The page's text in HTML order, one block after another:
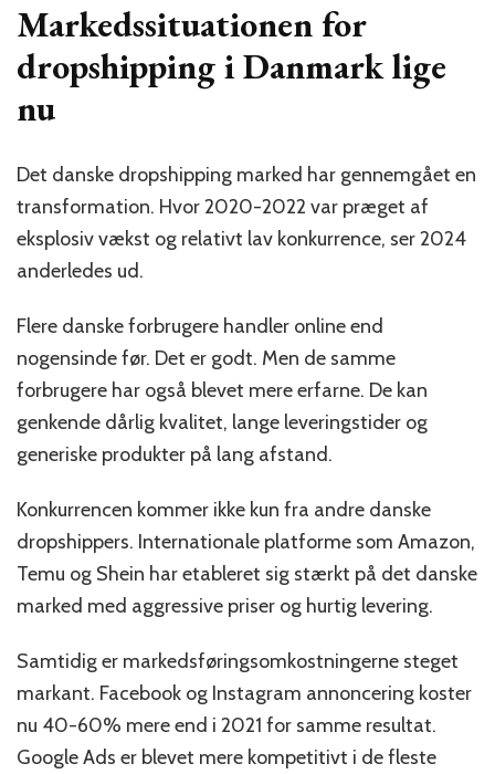
Markedssituationen for
dropshipping i Danmark lige
nu
Det danske dropshipping marked har gennemgået en
transformation. Hvor 2020-2022 var præget af
eksplosiv vækst og relativt lav konkurrence, ser 2024
anderledes ud.
Flere danske forbrugere handler online end
nogensinde før. Det er godt. Men de samme
forbrugere har også blevet mere erfarne. De kan
genkende dårlig kvalitet, lange leveringstider og
generiske produkter på lang afstand.
Konkurrencen kommer ikke kun fra andre danske
dropshippers. Internationale platforme som Amazon,
Temu og Shein har etableret sig stærkt på det danske
marked med aggressive priser og hurtig levering.
Samtidig er markedsføringsomkostningerne steget
markant. Facebook og Instagram annoncering koster
nu 40-60% mere end i 2021 for samme resultat.
Google Ads er blevet mere kompetitivt i de fleste